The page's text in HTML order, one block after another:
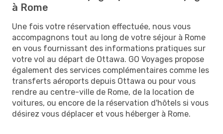
à Rome
Une fois votre réservation effectuée, nous vous
accompagnons tout au long de votre séjour à Rome
en vous fournissant des informations pratiques sur
votre vol au départ de Ottawa. GO Voyages propose
également des services complémentaires comme les
transferts aéroports depuis Ottawa ou pour vous
rendre au centre-ville de Rome, de la location de
voitures, ou encore de la réservation d'hôtels si vous
désirez vous déplacer et vous héberger à Rome.